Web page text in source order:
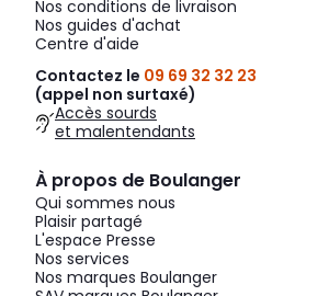
Nos conditions de livraison
Nos guides d'achat
Centre d'aide
Contactez le 09 69 32 32 23
(appel non surtaxé)
Accès sourds
et malentendants
À propos de Boulanger
Qui sommes nous
Plaisir partagé
L'espace Presse
Nos services
Nos marques Boulanger